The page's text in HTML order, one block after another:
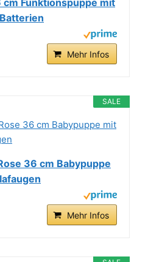
Mehr Infos
SALE
36 cm Babypuppe
Mehr Infos